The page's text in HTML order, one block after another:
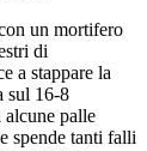
un mortifero
di
a stappare la
sul 16-8
alcune palle
spende tanti falli